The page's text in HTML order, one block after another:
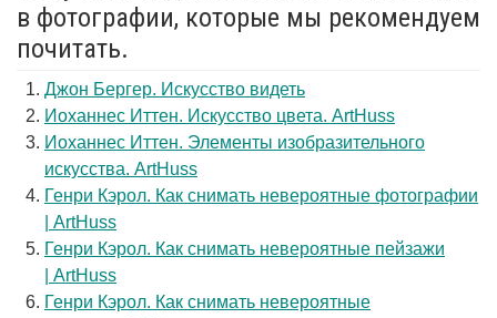
в фотографии, которые мы рекомендуем
почитать.
Джон Бергер. Искусство видеть
Иоханнес Иттен. Искусство цвета. ArtHuss
Иоханнес Иттен. Элементы изобразительного
искусства. ArtHuss
Генри Кэрол. Как снимать невероятные фотографии
| ArtHuss
Генри Кэрол. Как снимать невероятные пейзажи
| ArtHuss
Генри Кэрол. Как снимать невероятные